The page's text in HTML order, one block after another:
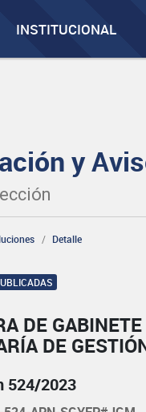
INSTITUCIONAL
y
Detalle
DE
DE
524/2023